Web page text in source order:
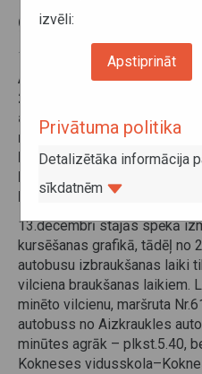
grafiks
17. decembris 2015
Atsaucoties Bebru
2015.gada 21.decembra
autotransporta uzņēmums
reisi tiks pielāgoti vilciena
laikiem. Izmaiņas skars
Bebri.
13.decembrī stājās spēkā
kursēšanas grafikā, tādēļ no
autobusu izbraukšanas laiki
vilciena braukšanas laikiem.
minēto vilcienu, maršruta
autobuss no Aizkraukles
minūtes agrāk – plkst.5.40,
Kokneses
izvēli:
Apstiprināt
Privātuma politika
Detalizētāka informācija
sīkdatnēm